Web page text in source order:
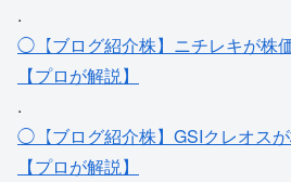
.
◯【ブログ紹介株】ニチレキが株
【プロが解説】
.
◯【ブログ紹介株】GSIクレオスが
【プロが解説】